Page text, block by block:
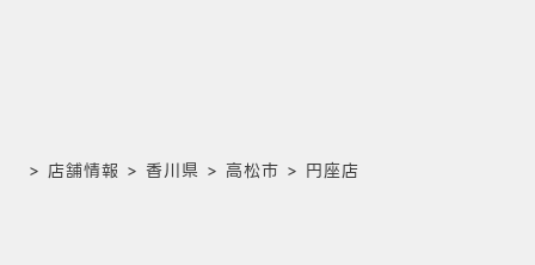
> 店舗情報 > 香川県 > 高松市 > 円座店